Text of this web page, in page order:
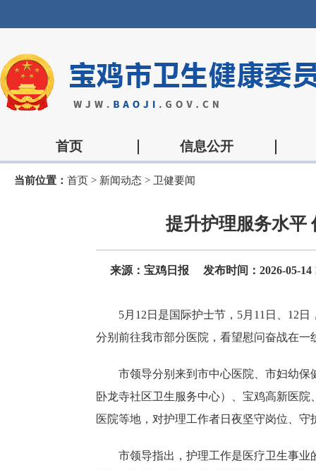
首页 信息公开
当前位置： 首页 > 新闻动态 > 卫健要闻
提升护理服务水平
来源：宝鸡日报 发布时间：2026-05-14
5月12日是国际护士节，5月11日、12
分别前往我市部分医院，看望慰问奋战在
市领导分别来到市中心医院、市妇幼
卧龙寺社区卫生服务中心）、宝鸡高新医
医院等地，对护理工作者日夜坚守岗位、
市领导指出，护理工作是医疗卫生事